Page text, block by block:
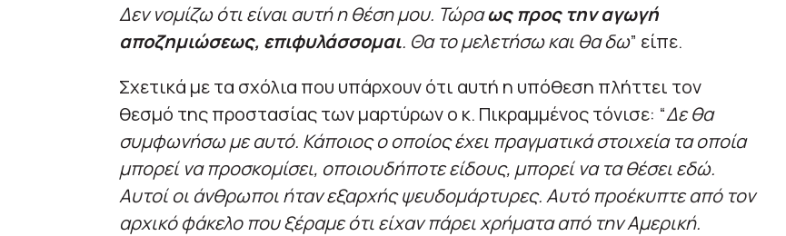
Δεν νομίζω ότι είναι αυτή η θέση μου. Τώραως προς την αγωγή
αποζημιώσεως, επιφυλάσσομαι. Θα το μελετήσω και θα δω” είπε.
Σχετικά με τα σχόλια που υπάρχουν ότι αυτή η υπόθεση πλήττει τον
θεσμό της προστασίας των μαρτύρων ο κ. Πικραμμένος τόνισε: “Δε θα
συμφωνήσω με αυτό. Κάποιος ο οποίος έχει πραγματικά στοιχεία τα οποία
μπορεί να προσκομίσει, οποιουδήποτε είδους, μπορεί να τα θέσει εδώ.
Αυτοί οι άνθρωποι ήταν εξαρχής ψευδομάρτυρες. Αυτό προέκυπτε από τον
αρχικό φάκελο που ξέραμε ότι είχαν πάρει χρήματα από την Αμερική.